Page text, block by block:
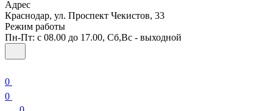
Адрес
Краснодар, ул. Проспект Чекистов, 33
Режим работы
Пн-Пт: c 08.00 до 17.00, Cб,Вс - выходной
0
0